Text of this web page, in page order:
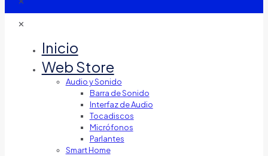
✕
Inicio
Web Store
Audio y Sonido
Barra de Sonido
Interfaz de Audio
Tocadiscos
Micrófonos
Parlantes
Smart Home